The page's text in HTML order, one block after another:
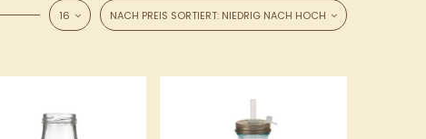
NACH PREIS SORTIERT: NIEDRIG NACH HOCH
16